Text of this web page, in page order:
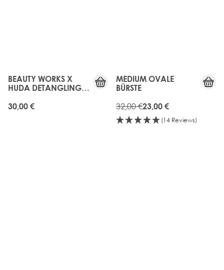
BEAUTY WORKS X
HUDA DETANGLING
30,00 €
MEDIUM OVALE
BÜRSTE
32,00 €23,00 €
(14 Reviews)